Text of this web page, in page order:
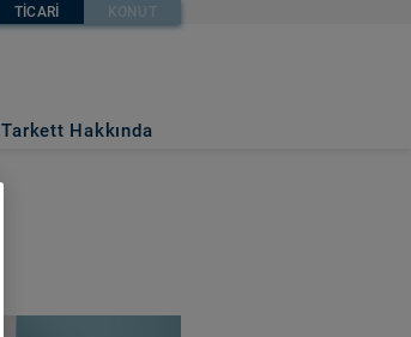
TICARI KONUT
Tarkett Hakkında